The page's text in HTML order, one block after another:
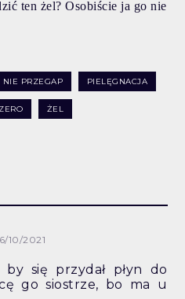
ten żel? Osobiście ja go nie
NIE PRZEGAP PIELĘGNACJA
ZERO ŻEL
6/10/2021
się przydał płyn do
go siostrze, bo ma u